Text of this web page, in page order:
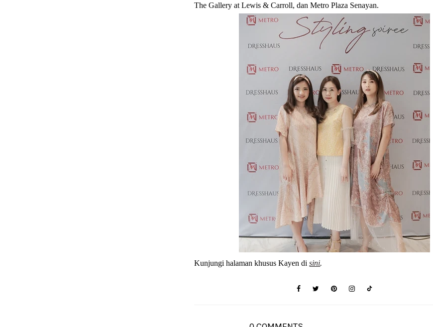
The Gallery at Lewis & Carroll, dan Metro Plaza Senayan.
Kunjungi halaman khusus Kayendisini.